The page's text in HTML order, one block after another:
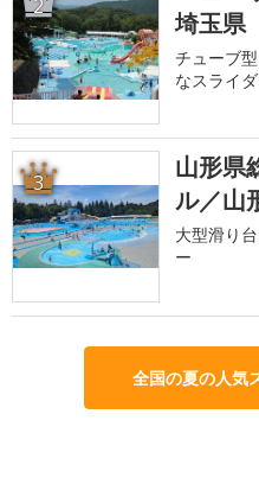
2
埼玉県
チューブ
なスライ
3
山形県
ル／山
大型滑り
ー
全国の夏の人気